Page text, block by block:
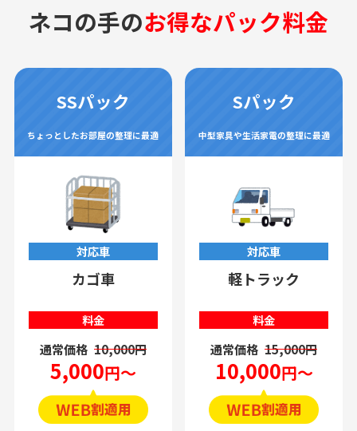
ネコの手のお得なパック料金
SSパック
ちょっとしたお部屋の整理に最適
対応車
カゴ車
料金
通常価格 10,000円
5,000円～
Sパック
中型家具や生活家電の整理に最適
対応車
軽トラック
料金
通常価格 15,000円
10,000円～